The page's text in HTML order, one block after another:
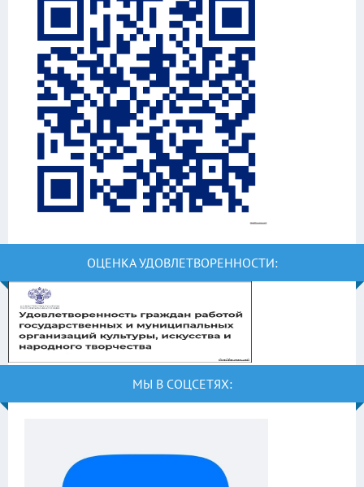
ОЦЕНКА УДОВЛЕТВОРЕННОСТИ:
МЫ В СОЦСЕТЯХ: